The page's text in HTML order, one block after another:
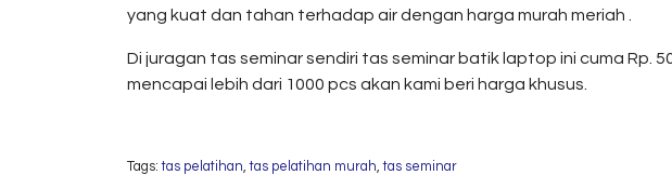
yang kuat dan tahan terhadap air dengan harga murah meriah .
Di juragan tas seminar sendiri tas seminar batik laptop ini cuma Rp.
mencapai lebih dari 1000 pcs akan kami beri harga khusus.
Tags:tas pelatihan,tas pelatihan murah,tas seminar